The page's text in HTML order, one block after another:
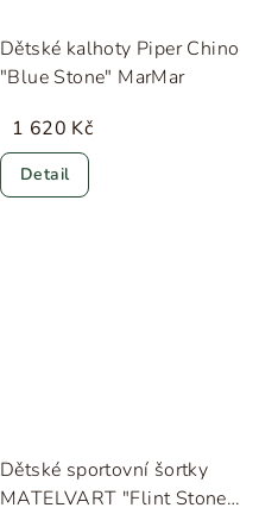
Dětské kalhoty Piper Chino
"Blue Stone" MarMar
1 620 Kč
Detail
Dětské sportovní šortky
MATELVART "Flint Stone"